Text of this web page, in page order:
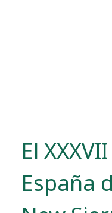
El
España